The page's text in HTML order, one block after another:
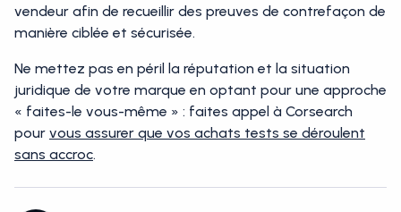
vendeur afin de recueillir des preuves de contrefaçon de
manière ciblée et sécurisée.
Ne mettez pas en péril la réputation et la situation
juridique de votre marque en optant pour une approche
« faites-le vous-même » : faites appel à Corsearch
pour vous assurer que vos achats tests se déroulent
sans accroc.